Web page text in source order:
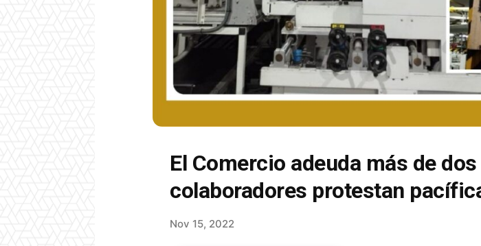
El Comercio adeuda más de
colaboradores protestan
Nov 15, 2022